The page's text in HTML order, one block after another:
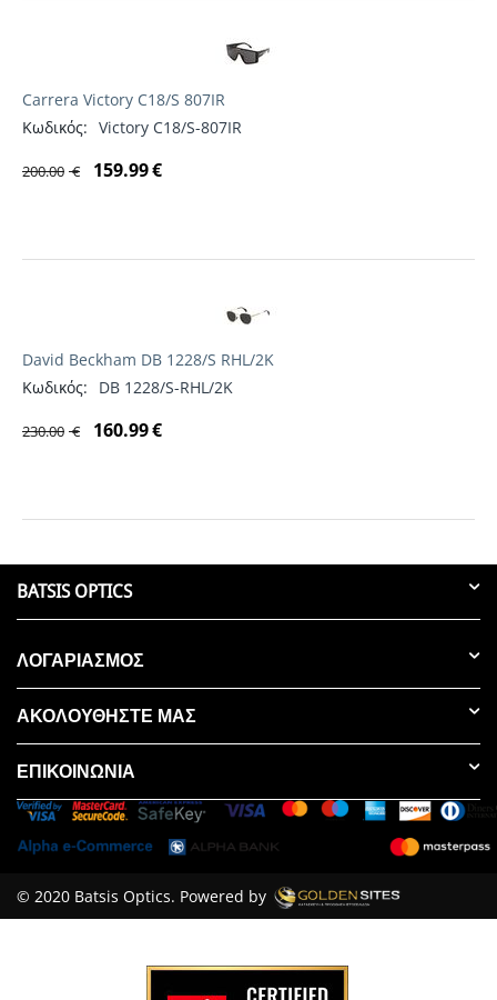
Carrera Victory C18/S 807IR
Κωδικός: Victory C18/S-807IR
200.00 € 159.99€
David Beckham DB 1228/S RHL/2K
Κωδικός:
DB 1228/S-RHL/2K
230.00 € 160.99€
BATSIS OPTICS
ΛΟΓΑΡΙΑΣΜΟΣ
ΑΚΟΛΟΥΘΗΣΤΕ ΜΑΣ
ΕΠΙΚΟΙΝΩΝΊΑ
© 2020 Batsis Optics. Powered by